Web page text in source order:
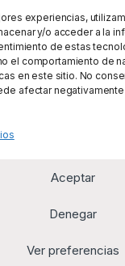
experiencias,
y/o acceder a la
de estas
el comportamiento de
en este sitio. No
afectar
Aceptar
Denegar
Ver preferencias
¿Alguna duda?